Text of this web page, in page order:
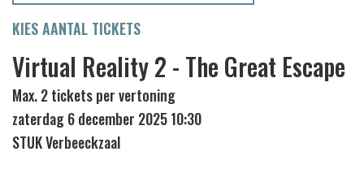
KIES AANTAL TICKETS
Virtual Reality 2 - The Great Escape
Max. 2 tickets per vertoning
zaterdag 6 december 2025 10:30
STUK Verbeeckzaal